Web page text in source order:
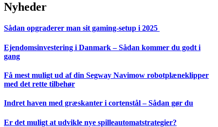
Nyheder
Sådan opgraderer man sit gaming-setup i 2025
Ejendomsinvestering i Danmark – Sådan kommer du godt i
gang
Få mest muligt ud af din Segway Navimow robotplæneklipper
med det rette tilbehør
Indret haven med græskanter i cortenstål – Sådan gør du
Er det muligt at udvikle nye spilleautomatstrategier?